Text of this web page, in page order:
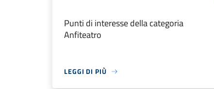
Punti di interesse della categoria
Anfiteatro
LEGGI DI PIÙ